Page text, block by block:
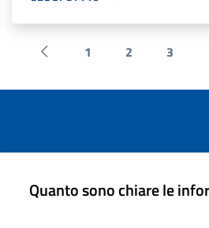
Pagina precedente
1 2 3
Quanto sono chiare le